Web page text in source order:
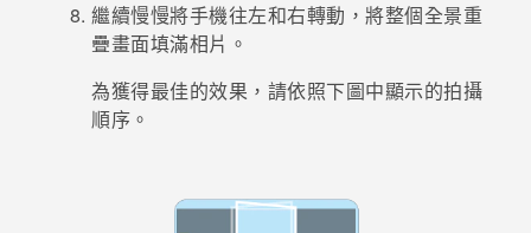
繼續慢慢將手機往左和右轉動，將整個全景重
疊畫面填滿相片。
為獲得最佳的效果，請依照下圖中顯示的拍攝
順序。